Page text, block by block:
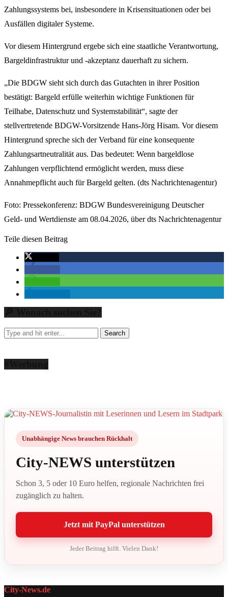
Zahlungssystems bei, insbesondere in Krisensituationen oder bei
Ausfällen digitaler Systeme.
Vor diesem Hintergrund ergebe sich eine staatliche Verantwortung,
Bargeldinfrastruktur und -akzeptanz dauerhaft zu sichern.
„Die BDGW sieht sich durch das Gutachten in ihrer Position
bestätigt: Bargeld erfülle weiterhin wichtige Funktionen für
Teilhabe, Datenschutz und Systemstabilität“, sagte der
stellvertretende BDGW-Vorsitzende Hans-Jörg Hisam. Vor diesem
Hintergrund spreche sich der Verband für eine konsequente
Zahlungsartneutralität aus. Das bedeutet: Wenn bargeldlose
Zahlungen verpflichtend ermöglicht werden, muss diese
Annahmepflicht auch für Bargeld gelten. (dts Nachrichtenagentur)
Foto: Pressekonferenz: BDGW Bundesvereinigung Deutscher
Geld- und Wertdienste am 08.04.2026, über dts Nachrichtenagentur
Teile diesen Beitrag
Unabhängige News brauchen Rückhalt
City-NEWS unterstützen
Schon 3, 5 oder 10 Euro helfen, regionale Nachrichten frei
zugänglich zu halten.
Jetzt mit PayPal unterstützen
Jeder Beitrag hilft. Vielen Dank!
City-News.de